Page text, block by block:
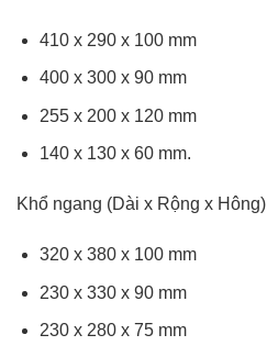
410 x 290 x 100 mm
400 x 300 x 90 mm
255 x 200 x 120 mm
140 x 130 x 60 mm.
Khổ ngang (Dài x Rộng x Hông)
320 x 380 x 100 mm
230 x 330 x 90 mm
230 x 280 x 75 mm